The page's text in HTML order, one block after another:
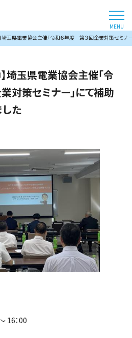
埼玉県電業協会主催「令和６年度 第３回企業対策セミナ
埼玉県電業協会主催「令
対策セミナー」にて補助
た
16：00